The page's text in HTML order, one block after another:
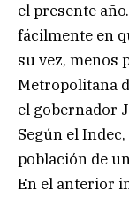
el presente
fácilmente en
su vez, menos
Metropolitana
el gobernador
Según el
población de
En el anterior